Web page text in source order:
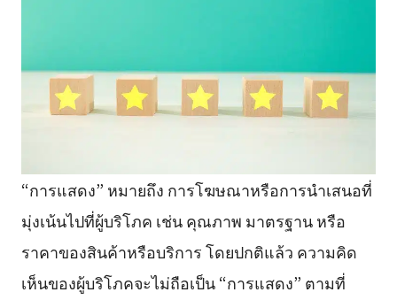
“การแสดง” หมายถึง การโฆษณาหรือการนำเสนอที่
มุ่งเน้นไปที่ผู้บริโภค เช่น คุณภาพ มาตรฐาน หรือ
ราคาของสินค้าหรือบริการ โดยปกติแล้ว ความคิด
เห็นของผู้บริโภคจะไม่ถือเป็น “การแสดง” ตามที่